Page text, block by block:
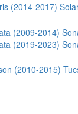
(2014-2017)
(2009-2014)
(2019-2023)
(2010-2015)